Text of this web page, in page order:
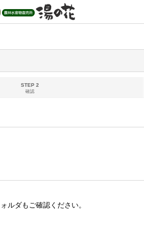
STEP 2
確認
ルダもご確認ください。